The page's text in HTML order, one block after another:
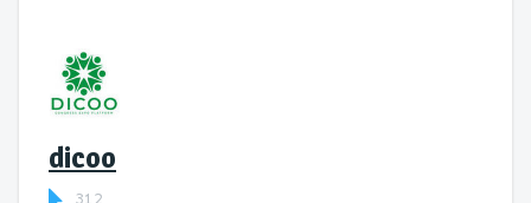
dicoo